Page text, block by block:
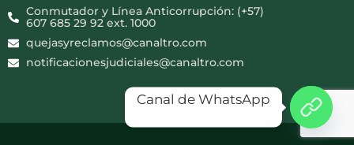
Conmutador y Línea Anticorrupción: (+57)
607 685 29 92 ext. 1000
quejasyreclamos@canaltro.com
notificacionesjudiciales@canaltro.com
Canal de WhatsApp